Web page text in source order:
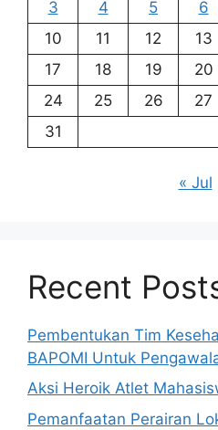
3
4 5 6
10
11 12 13
17
18 19 20
24
25 26 27
31
« Jul
Recent
Pembentukan Tim
BAPOMI Untuk
Aksi Heroik Atlet
Pemanfaatan Perairan